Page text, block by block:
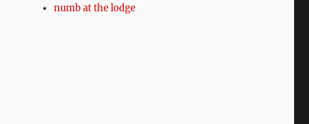
numb at the lodge